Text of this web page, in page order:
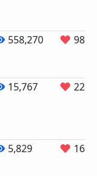
558,270 981
15,767 22
5,829 16